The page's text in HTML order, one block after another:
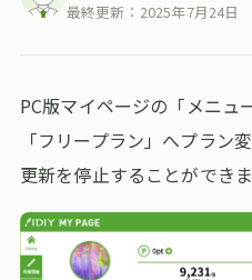
最終更新： 2025年7月24日
PC版マイページの「メニ
「フリープラン」へプラン
更新を停止することができま